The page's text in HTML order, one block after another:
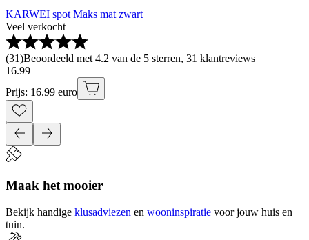
KARWEI spot Maks mat zwart
Veel verkocht
(31)Beoordeeld met 4.2 van de 5 sterren, 31 klantreviews
16.99
Prijs: 16.99 euro
Maak het mooier
Bekijk handige klusadviezen en wooninspiratie voor jouw huis en
tuin.